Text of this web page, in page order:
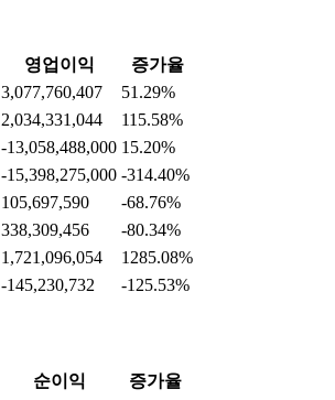
영업이익
증가율
3,077,760,407
51.29%
2,034,331,044
115.58%
-13,058,488,000 15.20%
-15,398,275,000 -314.40%
105,697,590
-68.76%
338,309,456
-80.34%
1,721,096,054
1285.08%
-145,230,732 -125.53%
순이익
증가율